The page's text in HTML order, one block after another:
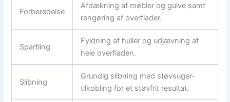
Forberedelse
Afdækning af møbler og gulve samt
rengøring af overflader.
Spartling
Fyldning af huller og udjævning af
hele overfladen.
Slibning
Grundig slibning med støvsuger-
tilkobling for et støvfrit resultat.